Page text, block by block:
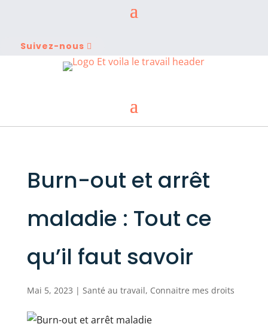
Suivez-nous
Burn-out et arrêt
maladie : Tout ce
qu’il faut savoir
Mai 5, 2023 | Santé au travail, Connaitre mes droits